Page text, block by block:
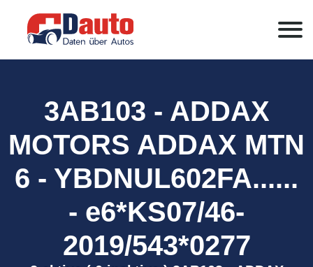
3AB103 - ADDAX
MOTORS ADDAX MTN
6 - YBDNUL602FA......
- e6*KS07/46-
2019/543*0277